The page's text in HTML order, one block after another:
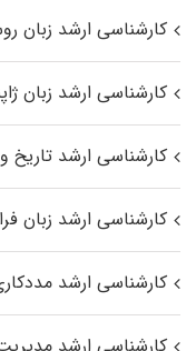
کارشناسی ارشد زبان
کارشناسی ارشد زبان
کارشناسی ارشد تاریخ
کارشناسی ارشد زبان
کارشناسی ارشد